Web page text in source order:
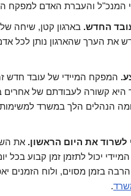
המנכ"ל והעברת האדם למפקח
החדש. בארגון קטן, שיחה
את הערך שהארגון נותן לכל
המפקח המיידי של עובד חדש
היא קשורה לעבודתם של
ומה הנהלים הלך במשרד
את היום הראשון. את
יכול לתזמן זמן קבוע בכל
בזמן מסוים, ולוח הזמנים
.